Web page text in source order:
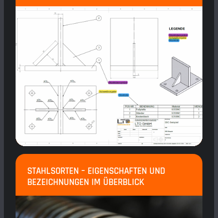
STAHLSORTEN – EIGENSCHAFTEN UND
BEZEICHNUNGEN IM ÜBERBLICK